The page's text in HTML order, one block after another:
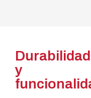
Durabilidad
y